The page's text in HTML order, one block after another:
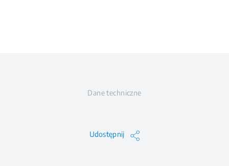
Dane techniczne
Udostępnij